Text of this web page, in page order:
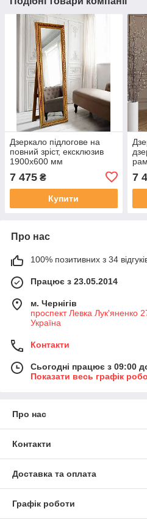
Дзеркало підлогове на
повний зріст, ексклюзив
1900х600 мм
7 475 ₴
Купити
7
Про нас
100% позитивних з 34
Працює з 23.05.2014
м. Чернігів
проспект Левка Лук'яненко
Україна
Контакти
Сьогодні працює з 09:00
Показати весь графік
Про нас
Контакти
Доставка та оплата
Графік роботи